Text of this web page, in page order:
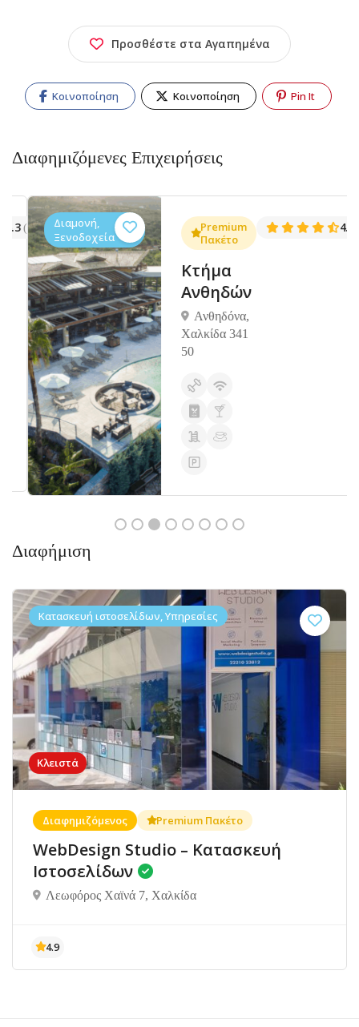
Προσθέστε στα Αγαπημένα
Κοινοποίηση Κοινοποίηση Pin It
Διαφημιζόμενες Επιχειρήσεις
(1381) Διαμονή,
Ξενοδοχεία
Premium
Πακέτο
Κτήμα
Ανθηδών
Ανθηδόνα,
Χαλκίδα 341
4.5
Διαφήμιση
Κλειστά
Κατασκευή ιστοσελίδων, Υπηρεσίες
Διαφημιζόμενος Premium Πακέτο
WebDesign Studio – Κατασκευή
Ιστοσελίδων
Λεωφόρος Χαϊνά 7, Χαλκίδα